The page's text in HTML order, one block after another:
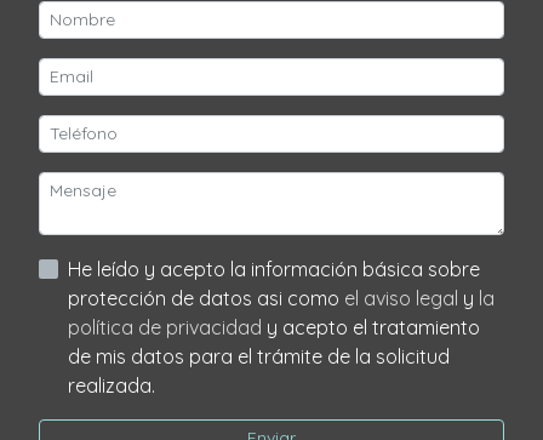
He leído y acepto la información básica sobre
protección de datos asi como el aviso legal y la
política de privacidad y acepto el tratamiento
de mis datos para el trámite de la solicitud
realizada.